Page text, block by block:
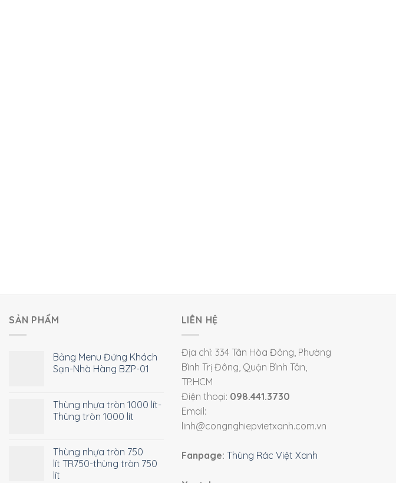
SẢN PHẨM
Bảng Menu Đứng Khách
Sạn-Nhà Hàng BZP-01
Thùng nhựa tròn 1000 lít-
Thùng tròn 1000 lít
Thùng nhựa tròn 750
lít TR750-thùng tròn 750
lít
LIÊN HỆ
Địa chỉ: 334 Tân Hòa Đông, Phường
Bình Trị Đông, Quận Bình Tân,
TP.HCM
Điện thoại: 098.441.3730
Email:
linh@congnghiepvietxanh.com.vn
Fanpage: Thùng Rác Việt Xanh